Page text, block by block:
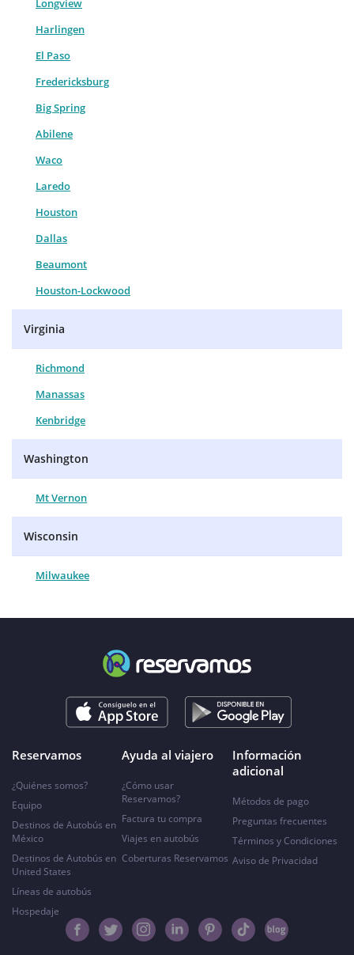
Longview
Harlingen
El Paso
Fredericksburg
Big Spring
Abilene
Waco
Laredo
Houston
Dallas
Beaumont
Houston-Lockwood
Virginia
Richmond
Manassas
Kenbridge
Washington
Mt Vernon
Wisconsin
Milwaukee
Reservamos
¿Quiénes somos?
Equipo
Destinos de Autobús en
México
Destinos de Autobús en
United States
Líneas de autobús
Hospedaje
Ayuda al viajero
¿Cómo usar
Reservamos?
Factura tu compra
Viajes en autobús
Coberturas Reservamos
Información
adicional
Métodos de pago
Preguntas frecuentes
Términos y Condiciones
Aviso de Privacidad